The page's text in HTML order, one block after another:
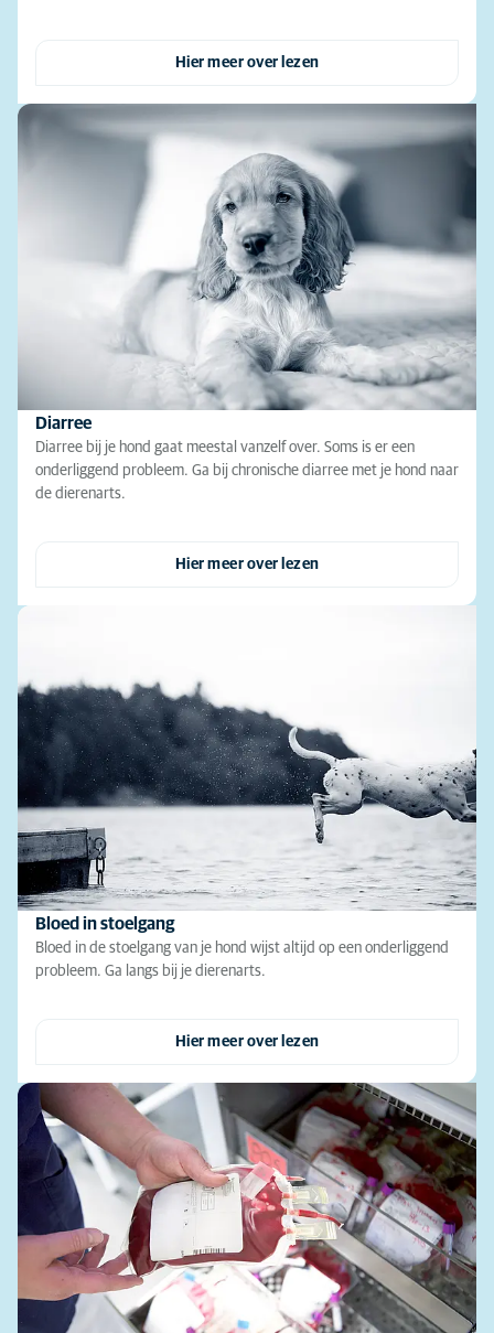
Hier meer over lezen
Diarree
Diarree bij je hond gaat meestal vanzelf over. Soms is er een
onderliggend probleem. Ga bij chronische diarree met je hond naar
de dierenarts.
Hier meer over lezen
Bloed in stoelgang
Bloed in de stoelgang van je hond wijst altijd op een onderliggend
probleem. Ga langs bij je dierenarts.
Hier meer over lezen